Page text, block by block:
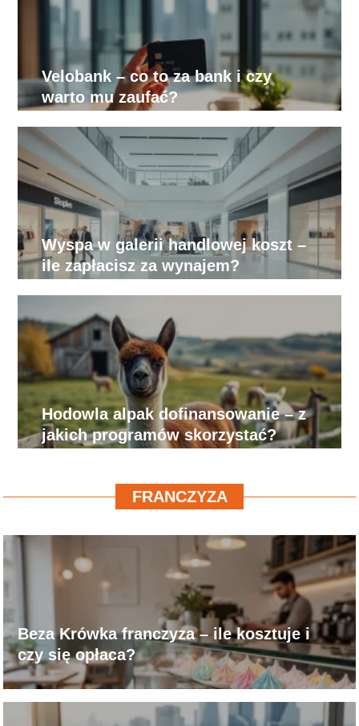
Velobank – co to za bank i czy
warto mu zaufać?
Wyspa w galerii handlowej koszt –
ile zapłacisz za wynajem?
Hodowla alpak dofinansowanie – z
jakich programów skorzystać?
FRANCZYZA
Beza Krówka franczyza – ile kosztuje i
czy się opłaca?